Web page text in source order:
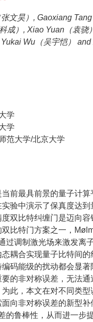
文昊）, Gaoxiang
成）, Xiao Yuan（袁骁
Wu（吴宇恺）
学
学
范大学/北京大学
前最具前景的量子计
验中演示了保真度达到
双比特纠缠门是迈向容
比特门方案之一，
过调制激光场来激发离
耦合实现量子比特间的
码能级的扰动都会显著
的非对称误差，无法
此，本文在对不同类型
向非对称误差的新型补
的鲁棒性，从而进一步